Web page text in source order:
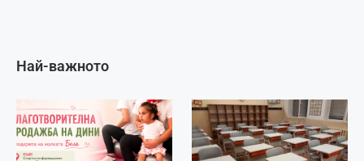
Най-важното